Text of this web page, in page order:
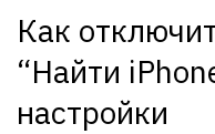
Как
“Найти
настройки